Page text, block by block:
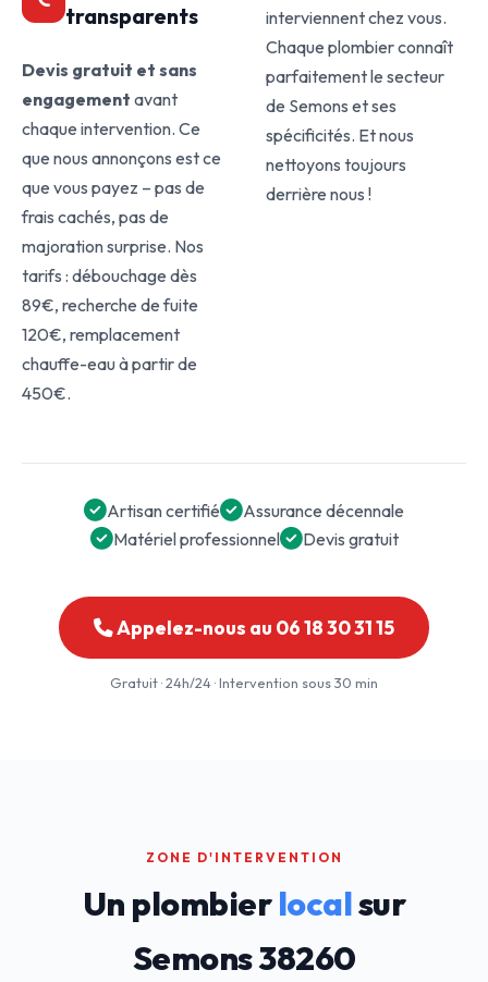
transparents
Devis gratuit et sans
engagement avant
chaque intervention. Ce
que nous annonçons est ce
que vous payez – pas de
frais cachés, pas de
majoration surprise. Nos
tarifs : débouchage dès
89€, recherche de fuite
120€, remplacement
chauffe-eau à partir de
450€.
interviennent chez vous.
Chaque plombier connaît
parfaitement le secteur
de Semons et ses
spécificités. Et nous
nettoyons toujours
derrière nous !
Artisan certifié
Assurance décennale
Matériel professionnel
Devis gratuit
Appelez-nous au 06 18 30 31 15
Gratuit · 24h/24 · Intervention sous 30 min
ZONE D'INTERVENTION
Un plombierlocalsur
Semons 38260